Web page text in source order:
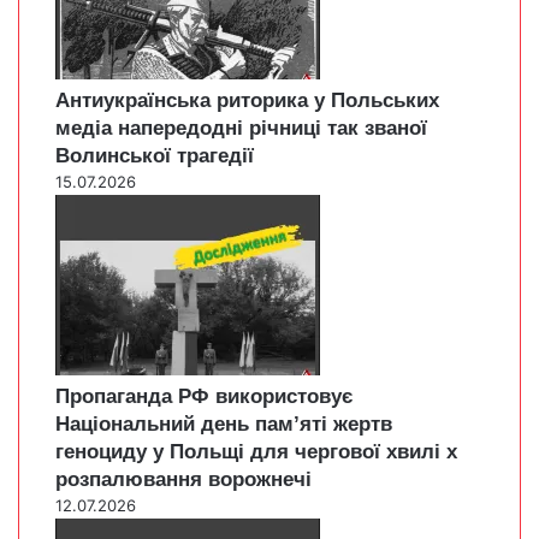
Антиукраїнська риторика у Польських
медіа напередодні річниці так званої
Волинської трагедії
15.07.2026
Пропаганда РФ використовує
Національний день пам’яті жертв
геноциду у Польщі для чергової хвилі х
розпалювання ворожнечі
12.07.2026